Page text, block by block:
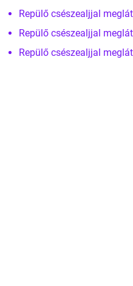
Repülő csészealjjal
Repülő csészealjjal
Repülő csészealjjal